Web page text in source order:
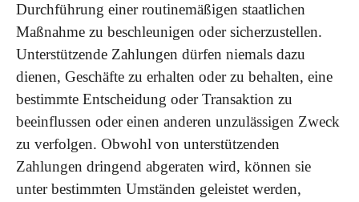
Durchführung einer routinemäßigen staatlichen
Maßnahme zu beschleunigen oder sicherzustellen.
Unterstützende Zahlungen dürfen niemals dazu
dienen, Geschäfte zu erhalten oder zu behalten, eine
bestimmte Entscheidung oder Transaktion zu
beeinflussen oder einen anderen unzulässigen Zweck
zu verfolgen. Obwohl von unterstützenden
Zahlungen dringend abgeraten wird, können sie
unter bestimmten Umständen geleistet werden,